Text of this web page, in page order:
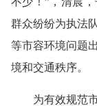
群众纷纷为执法
等市容环境问题
境和交通秩序。
为有效规范市